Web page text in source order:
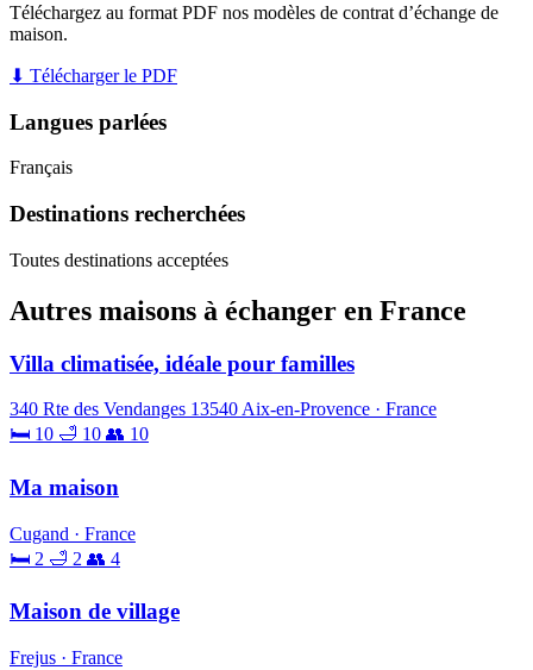
Téléchargez au format PDF nos modèles de contrat d’échange de
maison.
⬇ Télécharger le PDF
Langues parlées
Français
Destinations recherchées
Toutes destinations acceptées
Autres maisons à échanger en France
Villa climatisée, idéale pour familles
340 Rte des Vendanges 13540 Aix-en-Provence · France
🛏 10 🛁 10 👥 10
Ma maison
Cugand · France
🛏 2 🛁 2 👥 4
Maison de village
Frejus · France